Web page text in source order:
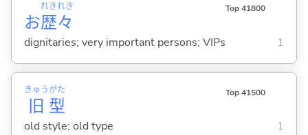
お歴
れき
々
れき Top 41800
dignitaries; very important persons; VIPs 1
旧
きゅう
型
がた Top 41500
old style; old type 1